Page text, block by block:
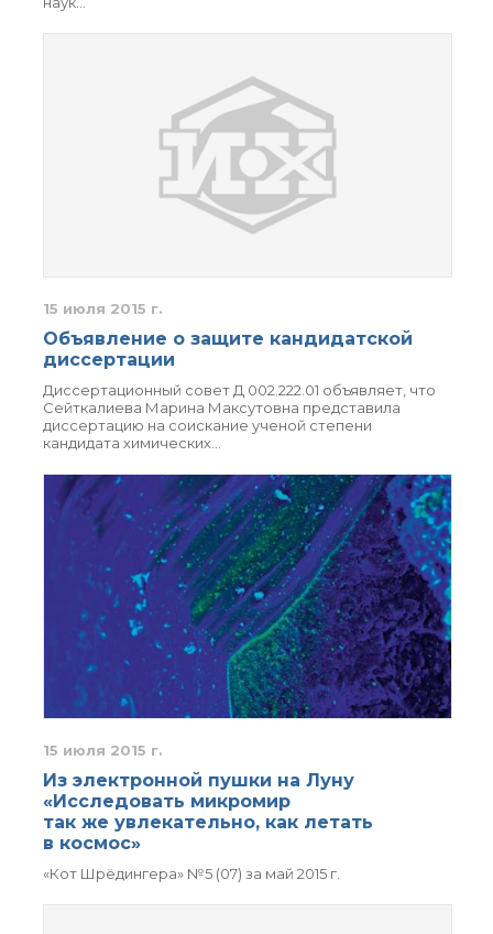
15 июля 2015 г.
Объявление о защите кандидатской
диссертации
Диссертационный совет Д 002.222.01 объявляет, что
Сейткалиева Марина Максутовна представила
диссертацию на соискание ученой степени
кандидата химических…
15 июля 2015 г.
Из электронной пушки на Луну
«Исследовать микромир
так же увлекательно, как летать
в космос»
«Кот Шрёдингера» №5 (07) за май 2015 г.